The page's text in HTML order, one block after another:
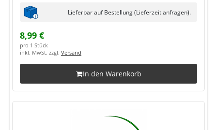
Lieferbar auf Bestellung (Lieferzeit anfragen).
8,99 €
pro 1 Stück
inkl. MwSt. zzgl. Versand
In den Warenkorb